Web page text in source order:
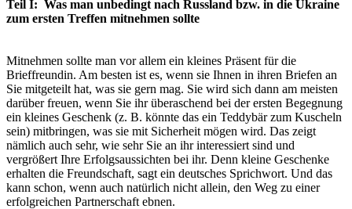
Teil I: Was man unbedingt nach Russland bzw. in die Ukraine
zum ersten Treffen mitnehmen sollte
Mitnehmen sollte man vor allem ein kleines Präsent für die
Brieffreundin. Am besten ist es, wenn sie Ihnen in ihren Briefen an
Sie mitgeteilt hat, was sie gern mag. Sie wird sich dann am meisten
darüber freuen, wenn Sie ihr überaschend bei der ersten Begegnung
ein kleines Geschenk (z. B. könnte das ein Teddybär zum Kuscheln
sein) mitbringen, was sie mit Sicherheit mögen wird. Das zeigt
nämlich auch sehr, wie sehr Sie an ihr interessiert sind und
vergrößert Ihre Erfolgsaussichten bei ihr. Denn kleine Geschenke
erhalten die Freundschaft, sagt ein deutsches Sprichwort. Und das
kann schon, wenn auch natürlich nicht allein, den Weg zu einer
erfolgreichen Partnerschaft ebnen.